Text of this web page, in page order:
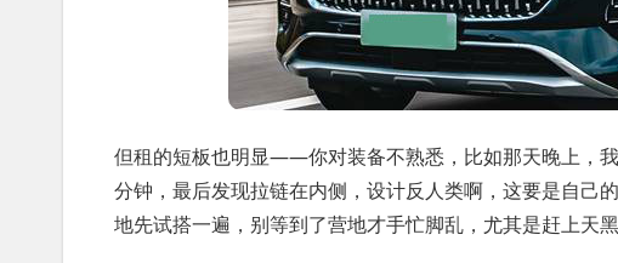
但租的短板也明显——你对装备不熟悉，比如那天晚上，
分钟，最后发现拉链在内侧，设计反人类啊，这要是自己
地先试搭一遍，别等到了营地才手忙脚乱，尤其是赶上天黑